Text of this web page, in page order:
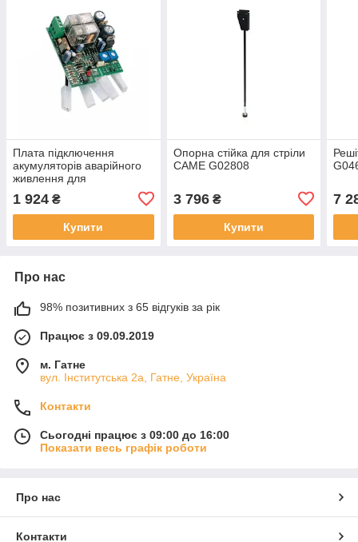
Плата підключення
акумуляторів аварійного
живлення для
G3250/65000 CAME LB38/
LB39
1 924 ₴
Купити
Опорна стійка для стріли
CAME G02808
3 796₴
Купити
7
Про нас
98% позитивних з 65 відгуків за рік
Працює з 09.09.2019
м. Гатне
вул. Інститутська 2а, Гатне, Україна
Контакти
Сьогодні працює з 09:00 до 16:00
Показати весь графік роботи
Про нас
Контакти